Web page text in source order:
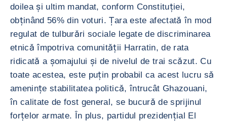
doilea și ultim mandat, conform Constituției,
obținând 56% din voturi. Țara este afectată în mod
regulat de tulburări sociale legate de discriminarea
etnică împotriva comunității Harratin, de rata
ridicată a șomajului și de nivelul de trai scăzut. Cu
toate acestea, este puțin probabil ca acest lucru să
amenințe stabilitatea politică, întrucât Ghazouani,
în calitate de fost general, se bucură de sprijinul
forțelor armate. În plus, partidul prezidențial El